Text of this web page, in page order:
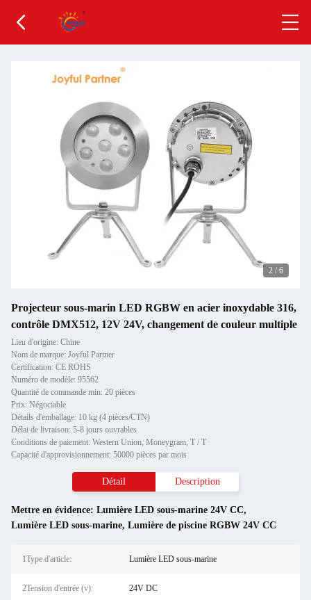
2 / 6
Projecteur sous-marin LED RGBW en acier inoxydable 316,
contrôle DMX512, 12V 24V, changement de couleur multiple
Lieu d'origine: Chine
Nom de marque: Joyful Partner
Certification: CE ROHS
Numéro de modèle: 95562
Quantité de commande min: 20 pièces
Prix: Négociable
Détails d'emballage: 10 kg (4 pièces/CTN)
Délai de livraison: 5-8 jours ouvrables
Conditions de paiement: Western Union, Moneygram, T / T
Capacité d'approvisionnement: 50000 pièces par mois
Détail Description
Mettre en évidence: Lumière LED sous-marine 24V CC,
Lumière LED sous-marine, Lumière de piscine RGBW 24V CC
1Type d'article: Lumière LED sous-marine
2Tension d'entrée (v): 24V DC